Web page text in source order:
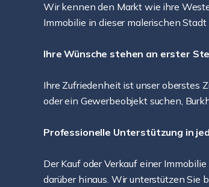
Wir kennen den Markt wie ihre
Immobilie in dieser malerischen
Ihre Wünsche stehen an erster
Ihre Zufriedenheit ist unser oberstes
oder ein Gewerbeobjekt suchen,
Professionelle Unterstützung in
Der Kauf oder Verkauf einer
darüber hinaus. Wir unterstützen Sie